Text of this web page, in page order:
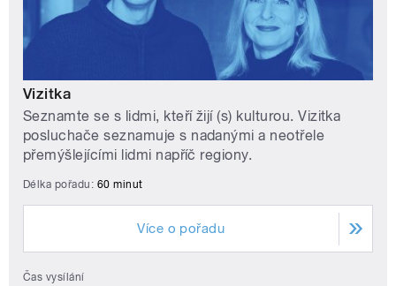
Vizitka
Seznamte se s lidmi, kteří žijí (s) kulturou. Vizitka
posluchače seznamuje s nadanými a neotřele
přemýšlejícími lidmi napříč regiony.
Délka pořadu: 60 minut
Více o pořadu
Čas vysílání